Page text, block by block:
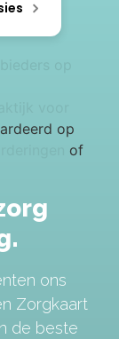
op
of
ons
Zorgkaart
de beste